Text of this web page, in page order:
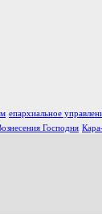
епархиальное
Господня